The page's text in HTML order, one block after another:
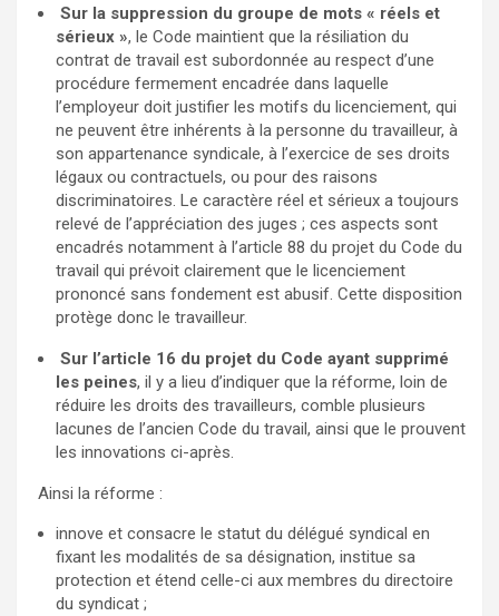
Sur la suppression du groupe de mots « réels et
sérieux », le Code maintient que la résiliation du
contrat de travail est subordonnée au respect d’une
procédure fermement encadrée dans laquelle
l’employeur doit justifier les motifs du licenciement, qui
ne peuvent être inhérents à la personne du travailleur, à
son appartenance syndicale, à l’exercice de ses droits
légaux ou contractuels, ou pour des raisons
discriminatoires. Le caractère réel et sérieux a toujours
relevé de l’appréciation des juges ; ces aspects sont
encadrés notamment à l’article 88 du projet du Code du
travail qui prévoit clairement que le licenciement
prononcé sans fondement est abusif. Cette disposition
protège donc le travailleur.
Sur l’article 16 du projet du Code ayant supprimé
les peines, il y a lieu d’indiquer que la réforme, loin de
réduire les droits des travailleurs, comble plusieurs
lacunes de l’ancien Code du travail, ainsi que le prouvent
les innovations ci-après.
Ainsi la réforme :
innove et consacre le statut du délégué syndical en
fixant les modalités de sa désignation, institue sa
protection et étend celle-ci aux membres du directoire
du syndicat ;